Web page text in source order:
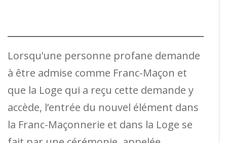
Lorsqu’une personne profane demande
à être admise comme Franc-Maçon et
que la Loge qui a reçu cette demande y
accède, l’entrée du nouvel élément dans
la Franc-Maçonnerie et dans la Loge se